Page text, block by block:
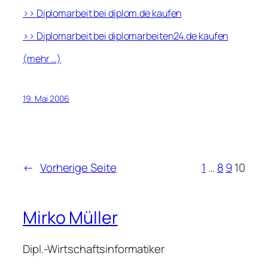
>> Diplomarbeit bei diplom.de kaufen
>> Diplomarbeit bei diplomarbeiten24.de kaufen
(mehr …)
19. Mai 2006
← Vorherige Seite 1 … 8910
Mirko Müller
Dipl.-Wirtschaftsinformatiker